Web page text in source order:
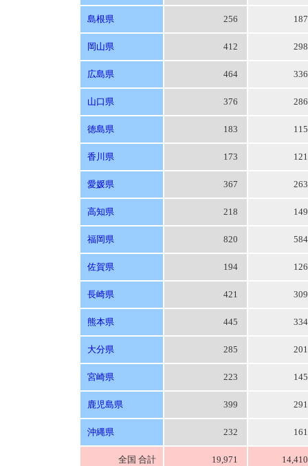
島根県 256
岡山県 412
広島県 464
山口県 376
徳島県 183
香川県 173
愛媛県 367
高知県 218
福岡県 820
佐賀県 194
長崎県 421
熊本県 445
大分県 285
宮崎県 223
鹿児島県 399
沖縄県 232
全国 合計 19,971